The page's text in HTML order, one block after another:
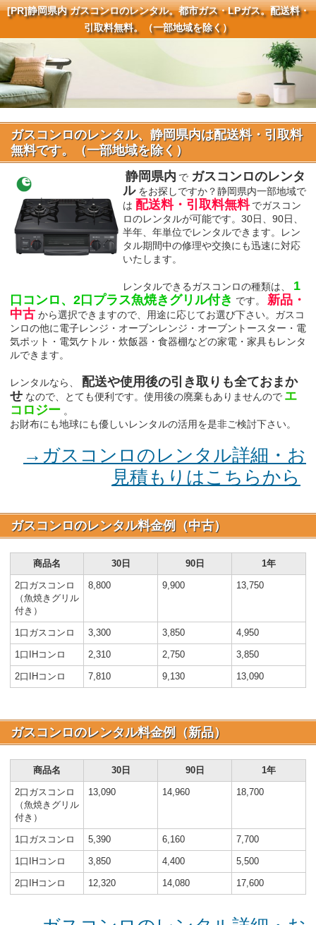
[PR]静岡県内 ガスコンロのレンタル。都市ガス・LPガス。配送料・
引取料無料。（一部地域を除く）
ガスコンロのレンタル、静岡県内は配送料・引取料
無料です。（一部地域を除く）
静岡県内 で ガスコンロのレンタ
ル をお探しですか？静岡県内一部地域で
は 配送料・引取料無料 でガスコン
ロのレンタルが可能です。30日、90日、
半年、年単位でレンタルできます。レン
タル期間中の修理や交換にも迅速に対応
いたします。
レンタルできるガスコンロの種類は、
1
口コンロ、2口プラス魚焼きグリル付き です。
新品・
中古 から選択できますので、用途に応じてお選び下さい。ガスコ
ンロの他に電子レンジ・オーブンレンジ・オーブントースター・電
気ポット・電気ケトル・炊飯器・食器棚などの家電・家具もレンタ
ルできます。
レンタルなら、
配送や使用後の引き取りも全ておまか
せ なので、とても便利です。使用後の廃棄もありませんので エ
コロジー 。
お財布にも地球にも優しいレンタルの活用を是非ご検討下さい。
→ガスコンロのレンタル詳細・お
見積もりはこちらから
ガスコンロのレンタル料金例（中古）
商品名 30日 90日 1年
2口ガスコンロ
（魚焼きグリル
付き）
8,800 9,900 13,750
1口ガスコンロ 3,300 3,850 4,950
1口IHコンロ 2,310 2,750 3,850
2口IHコンロ 7,810 9,130 13,090
ガスコンロのレンタル料金例（新品）
商品名 30日 90日 1年
2口ガスコンロ
（魚焼きグリル
付き）
13,090 14,960 18,700
1口ガスコンロ 5,390 6,160 7,700
1口IHコンロ 3,850 4,400 5,500
2口IHコンロ 12,320 14,080 17,600